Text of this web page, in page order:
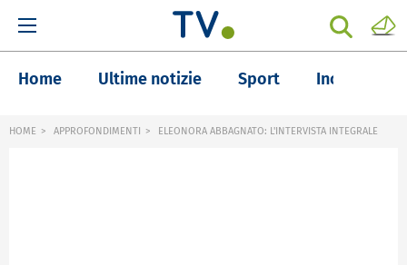
Home Ultime notizie Sport Inchieste
HOME APPROFONDIMENTI ELEONORA ABBAGNATO: L'INTERVISTA INTEGRALE